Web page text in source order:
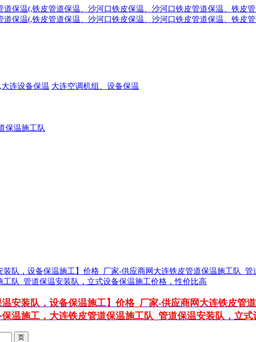
连设备保温 大连空调机组、设备保温
保温施工队
安装队，设备保温施工】价格_厂家-供应商网大连铁皮管
温施工，大连铁皮管道保温施工队_管道保温安装队，立